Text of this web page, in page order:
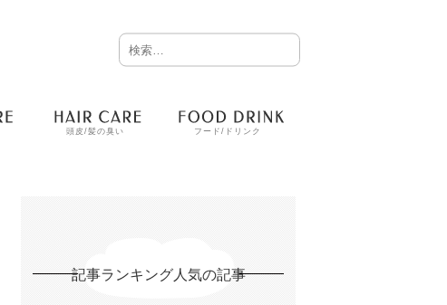
頭皮/髪の臭い フード/ドリンク
記事ランキング人気の記事